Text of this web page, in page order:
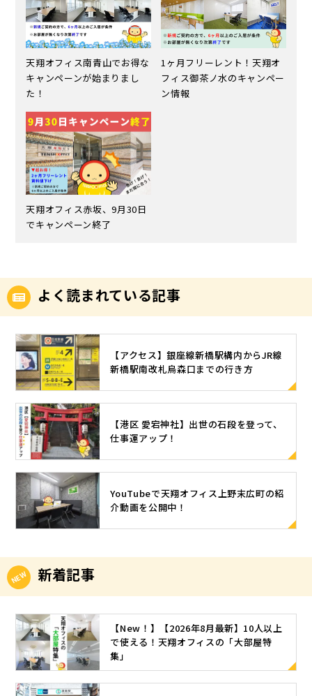
天翔オフィス南青山でお得な
キャンペーンが始まりまし
た！
1ヶ月フリーレント！天翔オ
フィス御茶ノ水のキャンペー
ン情報
天翔オフィス赤坂、9月30日
でキャンペーン終了
よく読まれている記事
【アクセス】銀座線新橋駅構内からJR線
新橋駅南改札烏森口までの行き方
【港区 愛宕神社】出世の石段を登って、
仕事運アップ！
YouTubeで天翔オフィス上野末広町の紹
介動画を公開中！
新着記事
【New！】【2026年8月最新】10人以上
で使える！天翔オフィスの「大部屋特
集」